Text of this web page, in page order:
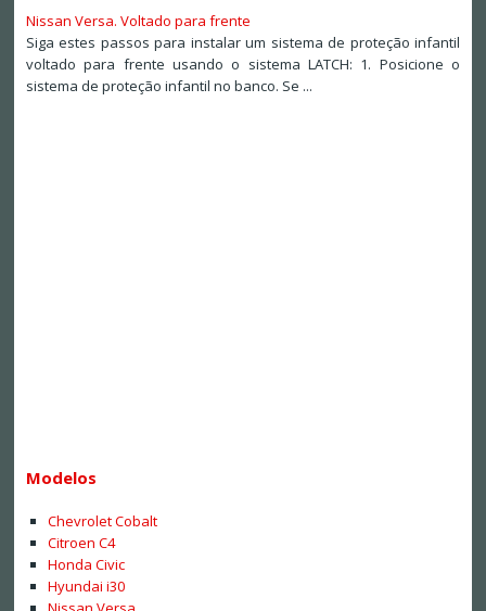
Nissan Versa. Voltado para frente
Siga estes passos para instalar um sistema de proteção infantil
voltado para frente usando o sistema LATCH: 1. Posicione o
sistema de proteção infantil no banco. Se ...
Modelos
Chevrolet Cobalt
Citroen C4
Honda Civic
Hyundai i30